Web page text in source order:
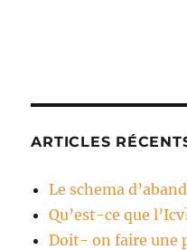
ARTICLES
Le schema
Qu’est-ce que
Doit- on faire une